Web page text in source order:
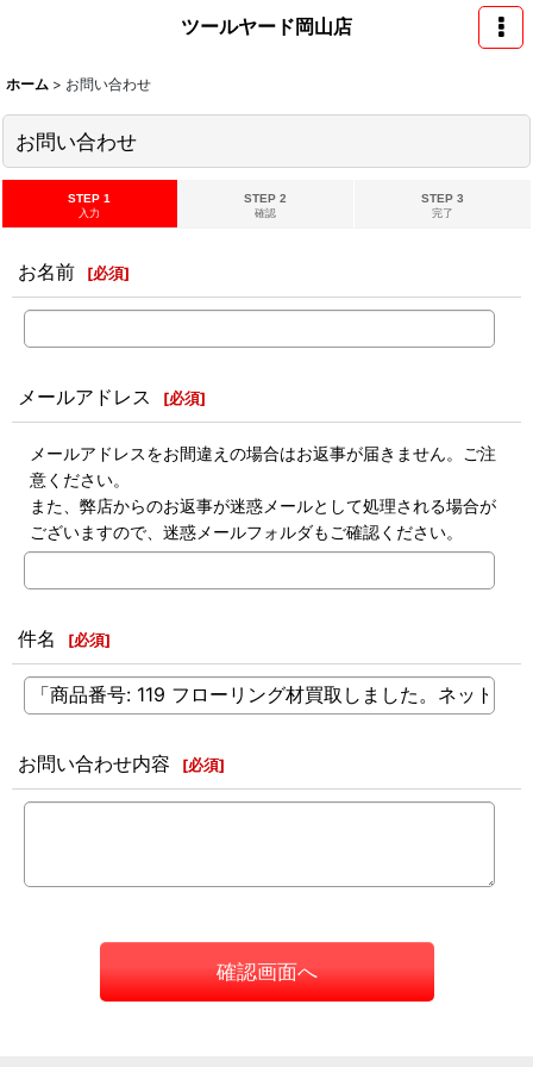
ツールヤード岡山店
ホーム > お問い合わせ
お問い合わせ
STEP 1
入力
STEP 2
確認
STEP 3
完了
お名前 [必須]
メールアドレス [必須]
メールアドレスをお間違えの場合はお返事が届きません。ご注
意ください。
また、弊店からのお返事が迷惑メールとして処理される場合が
ございますので、迷惑メールフォルダもご確認ください。
件名 [必須]
お問い合わせ内容 [必須]
確認画面へ